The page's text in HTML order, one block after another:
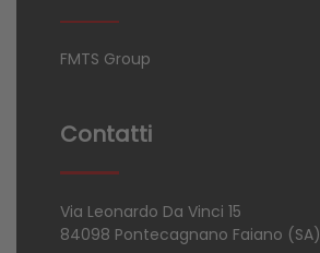
FMTS Group
Contatti
Via Leonardo Da Vinci 15
84098 Pontecagnano Faiano (SA)